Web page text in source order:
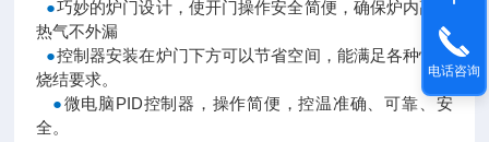
●巧妙的炉门设计，使开门操作安全简便，确保炉内高温
热气不外漏
●控制器安装在炉门下方可以节省空间，能满足各种快速
烧结要求。
●微电脑PID控制器，操作简便，控温准确、可靠、安
全。
电话咨询